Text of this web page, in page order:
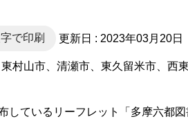
で印刷 更新日 : 2023年03月20日
村山市、清瀬市、東久留米市、西
しているリーフレット「多摩六都